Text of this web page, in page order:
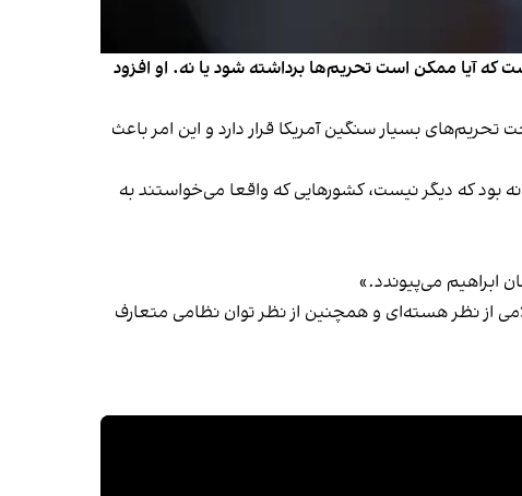
که آیا ممکن است تحریم‌ها برداشته شود یا نه. او افزود
تحت تحریم‌های بسیار سنگین آمریکا قرار دارد و این امر باعث
بود که دیگر نیست، کشورهایی که واقعا می‌خواستند به
ابراهیم می‌پیوندد.»
دادیم، اکنون می‌دانم که جمهوری اسلامی از نظر هسته‌ای و همچنین از نظر توان نظامی متعارف